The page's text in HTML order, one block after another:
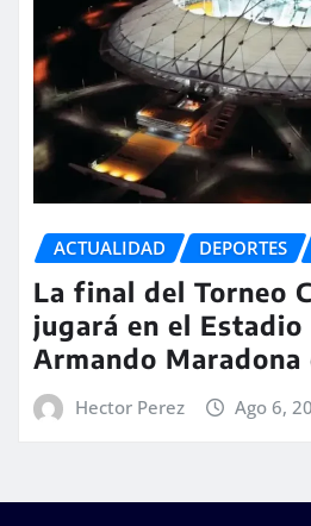
ACTUALIDAD DEPORTES
La final del Torneo
jugará en el
Armando Maradona
Hector Perez Ago 6,